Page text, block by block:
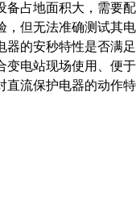
占地面积大，需要
，但无法准确测试其
的安秒特性是否满足
电站现场使用、便
流保护电器的动作